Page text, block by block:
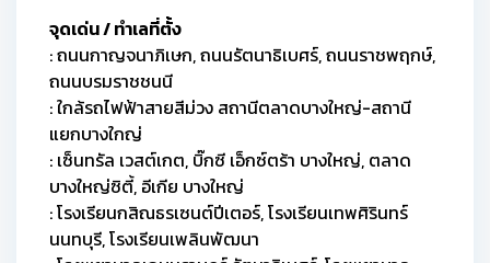
จุดเด่น / ทำเลที่ตั้ง
: ถนนกาญจนาภิเษก, ถนนรัตนาธิเบศร์, ถนนราชพฤกษ์,
ถนนบรมราชชนนี
: ใกล้รถไฟฟ้าสายสีม่วง สถานีตลาดบางใหญ่-สถานี
แยกบางใกญ่
: เซ็นทรัล เวสต์เกต, บิ๊กซี เอ็กซ์ตร้า บางใหญ่, ตลาด
บางใหญ่ซิตี้, อีเกีย บางใหญ่
: โรงเรียนกสิณธรเซนต์ปีเตอร์, โรงเรียนเทพศิรินทร์
นนทบุรี, โรงเรียนเพลินพัฒนา